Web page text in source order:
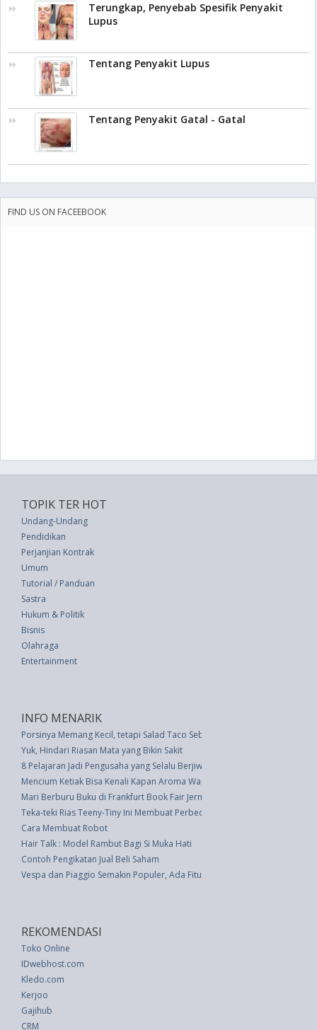
Terungkap, Penyebab Spesifik Penyakit
Lupus
Tentang Penyakit Lupus
Tentang Penyakit Gatal - Gatal
FIND US ON FACEEBOOK
TOPIK TER HOT
Undang-Undang
Pendidikan
Perjanjian Kontrak
Umum
Tutorial / Panduan
Sastra
Hukum & Politik
Bisnis
Olahraga
Entertainment
INFO MENARIK
Porsinya Memang Kecil, tetapi Salad Taco Sebenarnya Tidak Sehat
Yuk, Hindari Riasan Mata yang Bikin Sakit
8 Pelajaran Jadi Pengusaha yang Selalu Berjiwa Muda
Mencium Ketiak Bisa Kenali Kapan Aroma Wanita Paling Menarik
Mari Berburu Buku di Frankfurt Book Fair Jerman 2016
Teka-teki Rias Teeny-Tiny Ini Membuat Perbedaan Besar
Cara Membuat Robot
Hair Talk : Model Rambut Bagi Si Muka Hati
Contoh Pengikatan Jual Beli Saham
Vespa dan Piaggio Semakin Populer, Ada Fitur Baru dan Aturan Garansi
REKOMENDASI
Toko Online
IDwebhost.com
Kledo.com
Kerjoo
Gajihub
CRM